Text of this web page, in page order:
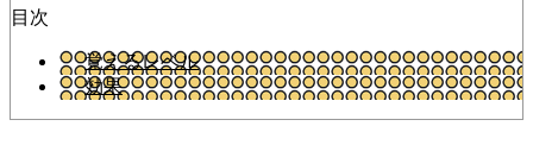
目次
覚えるレベル
効果